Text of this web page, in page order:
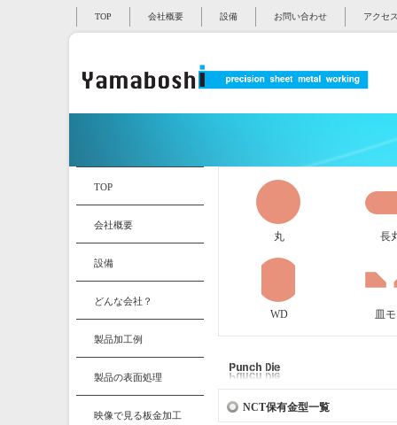
TOP 会社概要 設備 お問い合わせ アクセ
丸 長
WD 皿
NCT保有金型一覧
TOP
会社概要
設備
どんな会社？
製品加工例
製品の表面処理
映像で見る板金加工